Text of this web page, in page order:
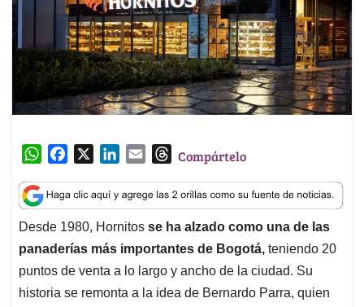
W
a
t
s
A
p
p
c
e
b
o
o
k
n
k
e
d
I
n
a
i
l
T
r
e
a
d
s
Compártelo
Desde 1980, Hornitos se ha alzado como una de las
panaderías más importantes de Bogotá, teniendo 20
puntos de venta a lo largo y ancho de la ciudad. Su
historia se remonta a la idea de Bernardo Parra, quien